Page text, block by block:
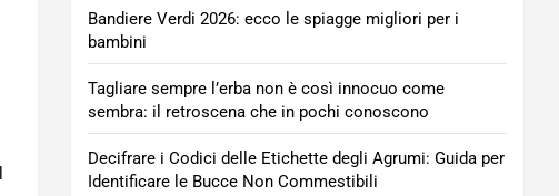
Bandiere Verdi 2026: ecco le spiagge migliori per i
bambini
Tagliare sempre l’erba non è così innocuo come
sembra: il retroscena che in pochi conoscono
Decifrare i Codici delle Etichette degli Agrumi: Guida per
Identificare le Bucce Non Commestibili